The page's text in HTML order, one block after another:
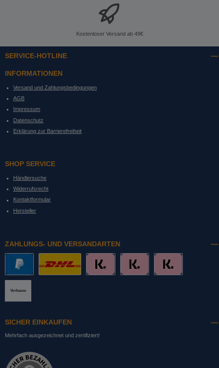
Kostenloser Versand ab 49€
SERVICE-HOTLINE
INFORMATIONEN
Versand und Zahlungsbedingungen
AGB
Impressum
Datenschutz
Erklärung zur Barrierefreiheit
SHOP SERVICE
Händlersuche
Widerrufsrecht
Kontaktformular
Hersteller
ZAHLUNGS- UND VERSANDARTEN
Vorkasse
SICHER EINKAUFEN
Mehrfach ausgezeichnet und zertifiziert!